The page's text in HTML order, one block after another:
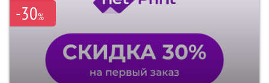
-30%